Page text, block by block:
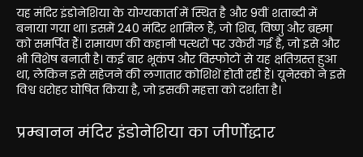
यह मंदिर इंडोनेशिया के योग्यकार्ता में स्थित है और 9वीं शताब्दी में
बनाया गया था। इसमें 240 मंदिर शामिल हैं, जो शिव, विष्णु और ब्रह्मा
को समर्पित हैं। रामायण की कहानी पत्थरों पर उकेरी गई है, जो इसे और
भी विशेष बनाती है। कई बार भूकंप और विस्फोटों से यह क्षतिग्रस्त हुआ
था, लेकिन इसे सहेजने की लगातार कोशिशें होती रही हैं। यूनेस्को ने इसे
विश्व धरोहर घोषित किया है, जो इसकी महत्ता को दर्शाता है।
प्रम्बानन मंदिर इंडोनेशिया का जीर्णोद्धार